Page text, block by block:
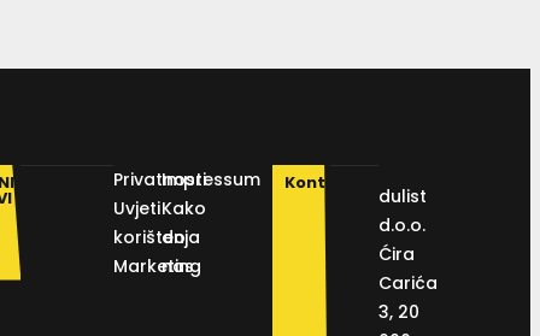
Privatnosti
Uvjeti
korištenja
Marketing
Impressum
Kako
do
nas
Kontakt
dulist
d.o.o.
Ćira
Carića
3, 20